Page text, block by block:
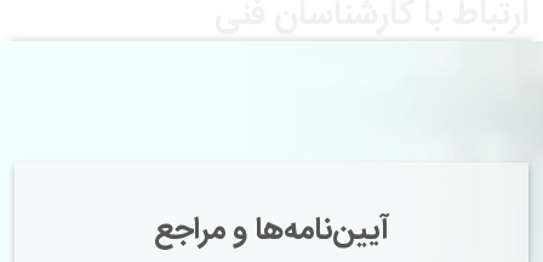
آیین‌نامه‌ها و مراجع